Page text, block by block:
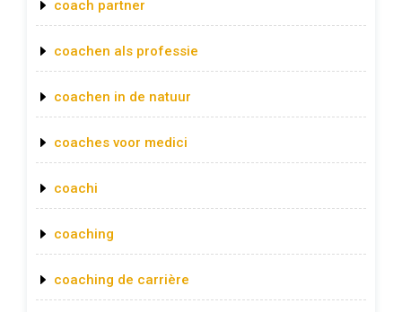
coach partner
coachen als professie
coachen in de natuur
coaches voor medici
coachi
coaching
coaching de carrière